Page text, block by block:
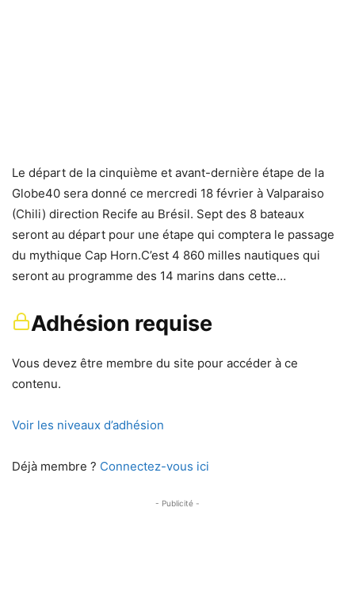
Le départ de la cinquième et avant-dernière étape de la
Globe40 sera donné ce mercredi 18 février à Valparaiso
(Chili) direction Recife au Brésil. Sept des 8 bateaux
seront au départ pour une étape qui comptera le passage
du mythique Cap Horn.C’est 4 860 milles nautiques qui
seront au programme des 14 marins dans cette…
Adhésion requise
Vous devez être membre du site pour accéder à ce
contenu.
Voir les niveaux d’adhésion
Déjà membre ? Connectez-vous ici
- Publicité -